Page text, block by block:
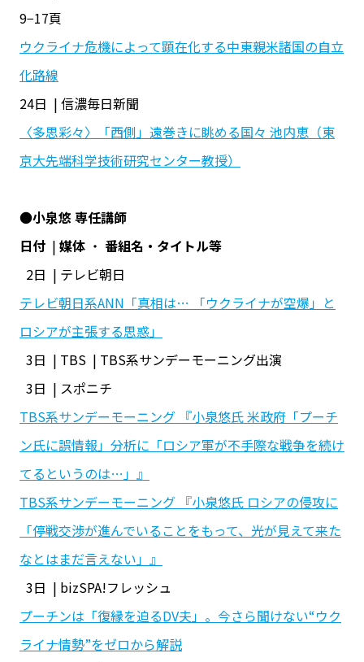
9−17頁
ウクライナ危機によって顕在化する中東親米諸国の自立
化路線
24日 | 信濃毎日新聞
〈多思彩々〉「西側」遠巻きに眺める国々 池内恵（東
京大先端科学技術研究センター教授）
●小泉悠 専任講師
日付 | 媒体 ・ 番組名・タイトル等
2日 | テレビ朝日
テレビ朝日系ANN「真相は… 「ウクライナが空爆」と
ロシアが主張する思惑」
3日 | TBS | TBS系サンデーモーニング出演
3日 | スポニチ
TBS系サンデーモーニング 『小泉悠氏 米政府「プーチ
ン氏に誤情報」分析に「ロシア軍が不手際な戦争を続け
てるというのは…」』
TBS系サンデーモーニング 『小泉悠氏 ロシアの侵攻に
「停戦交渉が進んでいることをもって、光が見えて来た
なとはまだ言えない」』
3日 | bizSPA!フレッシュ
プーチンは「復縁を迫るDV夫」。今さら聞けない“ウク
ライナ情勢”をゼロから解説